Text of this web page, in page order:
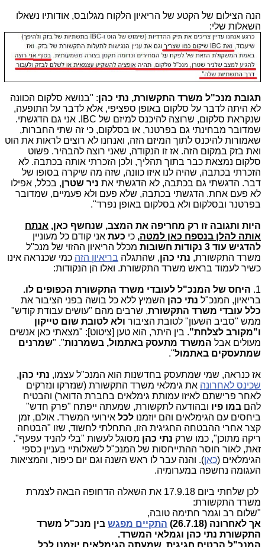
הנה הצילום של הקטע של הריאיון הלקוח מגלובס, אודותיו נשאלו
השאלות שלי:
תגובת מנכ"ל משרד התקשורת, נתי כהן: "בנושא סלקום הכוונה
לא היתה לדבר על סלקום באופן ספציפי, אלא לדבר על התופעה,
שנקראת סלקום, שרוצה להיכנס למיזם של IBC. אני גם הדגשתי.
שמדובר מבחינתי גם בפרטנר, או בסלקום, כי זה שתי החברות,
שאמורות להיכנס לתוך המיזם הזה, ואנחנו לא רוצים לראות את הוט
ואת בזק במקום הזה. אז זו הנקודה, שאני רוצה להבהיר. פשוט
סלקום נמצאת כבר בתוך תהליך, ולכן הזכרתי אותה בכתבה. לא
הזכרתי בכתבה, שהיה לנו איזו כוונה, שזה מה שיקרה בסופו של
דבר. הדגשתי גם בכתבה, לא הדגשתי את ניר שטרן, בכלל, אפילו
לא פעם אחת. הדגשתי בכתבה, שלא פעם ולא פעמיים, שמדובר
בפרטנר ובסלקום ולא בסלקום באופן נפרד".
היות ותגובה זו רק מחריפה את המצב, שנחשף כאן, אנתח
אותה להלן בנספח כאן למטה, כי כעת אני קודם כל מעוניין
להדגיש עוד 3 נקודות חשובות
מכלל הריאיון ההזוי של מנכ"ל
משרד התקשורת, נתי כהן, שהתגלה בריאיון הזה כמי שכנראה אינו
כשיר לעמוד בראש משרד התקשורת. ואלו הן הנקודות:
1. היחס של המנכ"ל לעובדי משרד התקשורת הכפופים לו.
בריאיון, המנכ"ל נתי כהן השמיץ ללא כל בושה בפני הציבור את
כלל עובדי משרד התקשורת, שרבים מהם "עושים עבודת קודש"
ממש "סביב השעון" לטובת הציבור ולא לטובת שום טייקון
ו"מקורב לצלחת". בין היתר, הוא טען [ציטוט]: "מצאתי כאן אנשים
מעולים אבל המשרד מתעסק באתמול, בשמרנות". "שמרנים
שמתעסקים באתמול".
אז כנראה, שמי שמתעסק בחדשנות הוא המנכ"ל עצמו, נתי כהן,
שכינס לאחרונה את גימלאי משרד התקשורת (שנזרקו ונזרקים
לאחר פרישתם לאיזו עמותת גימלאים בחברת הדואר) והבטיח
להם במו פיו ובהודעה לתקשורת, שמעתה ייפתח "פרק חדש"
ביחסים עם הגימלאים והם יוזמנו לכל אירועי המשרד. אולם, זמן
קצר אחרי ההבטחה החגיגית הזו, התחלתי לחשוד, שזו "הבטחה
ריקה מתוכן", כמו שרק נתי כהן מסוגל לעשות "בלי להניד עפעף".
זאת, לאור חוסר ההתייחסות של המנכ"ל לשאלותיי בעניין כספי
הגימלאים (כאן). והנה עבר לו ראש השנה וגם יום כיפור, והמציאות
העגומה נחשפה במערומיה.
לכן שלחתי ביום 17.9.18 את השאלה הדחופה הבאה לצמרת
משרד התקשורת:
"שלום רב וגמר חתימה טובה,
אך לאחרונה (26.7.18)
התקיים מפגש בין מנכ"ל משרד
התקשורת נתי כהן וגמלאי המשרד.